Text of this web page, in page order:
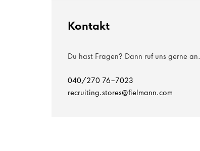
Kontakt
Du hast Fragen? Dann ruf uns gerne an.
040/270 76-7023
recruiting.stores@fielmann.com